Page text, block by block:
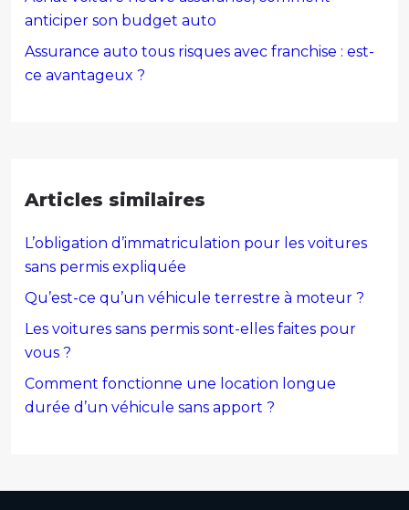
anticiper son budget auto
Assurance auto tous risques avec franchise : est-
ce avantageux ?
Articles similaires
L’obligation d’immatriculation pour les voitures
sans permis expliquée
Qu’est-ce qu’un véhicule terrestre à moteur ?
Les voitures sans permis sont-elles faites pour
vous ?
Comment fonctionne une location longue
durée d’un véhicule sans apport ?